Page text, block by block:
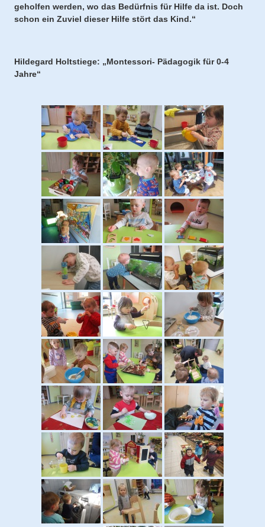
geholfen werden, wo das Bedürfnis für Hilfe da ist. Doch
schon ein Zuviel dieser Hilfe stört das Kind.“
Hildegard Holtstiege: „Montessori- Pädagogik für 0-4
Jahre“